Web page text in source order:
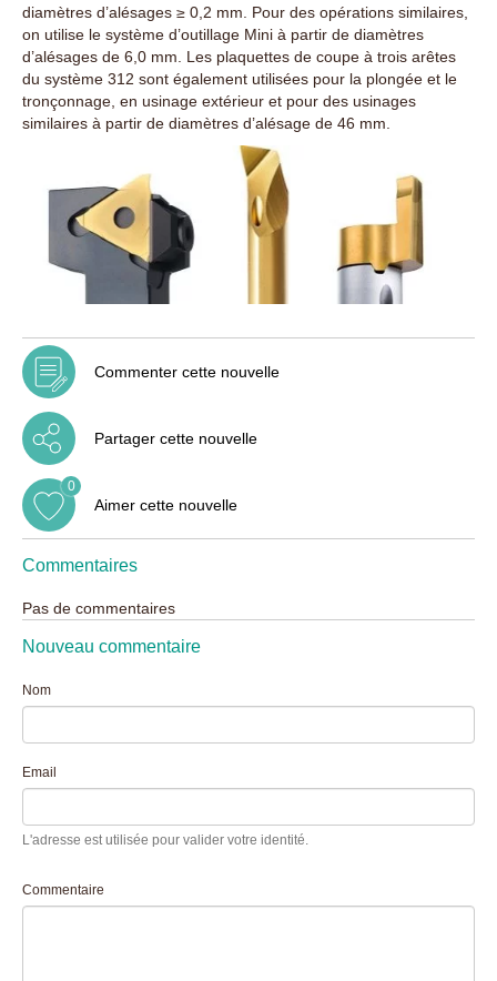
diamètres d’alésages ≥ 0,2 mm. Pour des opérations similaires,
on utilise le système d’outillage Mini à partir de diamètres
d’alésages de 6,0 mm. Les plaquettes de coupe à trois arêtes
du système 312 sont également utilisées pour la plongée et le
tronçonnage, en usinage extérieur et pour des usinages
similaires à partir de diamètres d’alésage de 46 mm.
Commenter cette nouvelle
Partager cette nouvelle
Aimer cette nouvelle
0
Commentaires
Pas de commentaires
Nouveau commentaire
Nom
Email
L'adresse est utilisée pour valider votre identité.
Commentaire